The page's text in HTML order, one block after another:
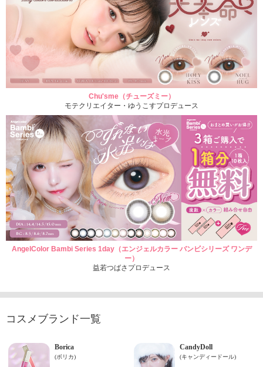
Chu'sme（チューズミー）
モテクリエイター・ゆうこすプロデュース
AngelColor Bambi Series 1day（エンジェルカラー バンビシリーズ ワンデ
ー）
益若つばさプロデュース
コスメブランド一覧